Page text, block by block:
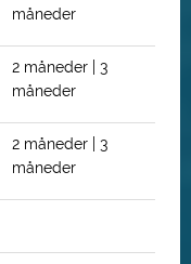
måneder
2 måneder | 3
måneder
2 måneder | 3
måneder